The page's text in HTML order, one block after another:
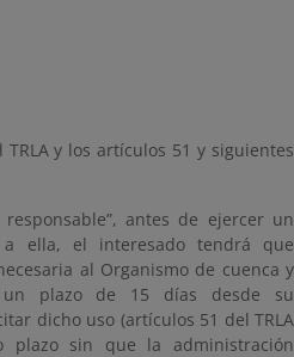
y los artículos 51 y siguientes
antes de ejercer un
ella, el interesado tendrá que
al Organismo de cuenca y
plazo de 15 días desde su
dicho uso (artículos 51 del TRLA
plazo sin que la administración